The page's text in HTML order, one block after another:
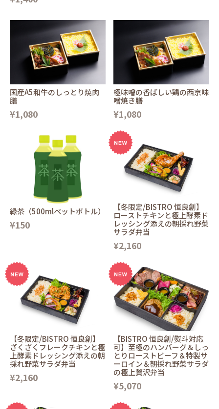
国産A5和牛のしっとり焼肉
膳
¥1,080
極味噌の香ばしい鶏の西京味
噌焼き膳
¥1,080
緑茶（500mlペットボトル）
¥150
【冬限定/BISTRO 恒良創】
ローストチキンと極上酵素ド
レッシング添えの朝採れ野菜
サラダ弁当
¥2,160
【冬限定/BISTRO 恒良創】
ざくざくフレークチキンと極
上酵素ドレッシング添えの朝
採れ野菜サラダ弁当
¥2,160
【BISTRO 恒良創/熨斗対応
可】至極のハンバーグ＆しっ
とりローストビーフ＆特製サ
ーロイン＆朝採れ野菜サラダ
の極上贅沢弁当
¥5,070